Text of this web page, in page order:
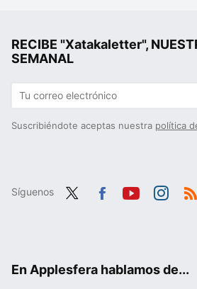
RECIBE "Xatakaletter",
SEMANAL
Suscribiéndote aceptas nuestra política
Síguenos
En Applesfera hablamos de...